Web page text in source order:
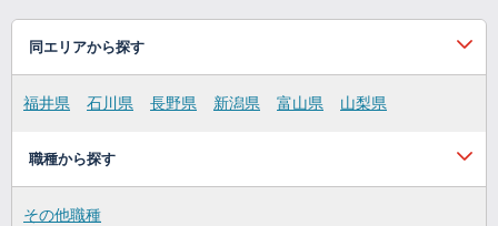
同エリアから探す
福井県 石川県 長野県 新潟県 富山県 山梨県
職種から探す
その他職種